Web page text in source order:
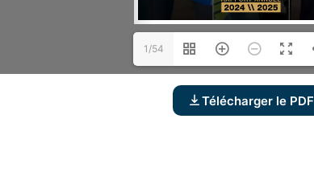
1/54
Télécharger le PDF